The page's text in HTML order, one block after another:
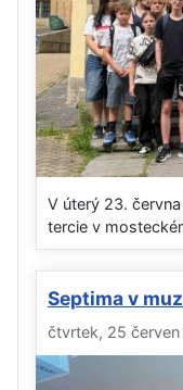
V úterý 23.
tercie v
Septima v
čtvrtek, 25